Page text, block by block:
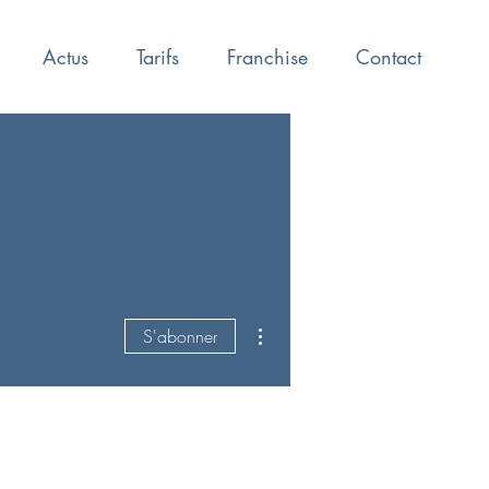
Actus Tarifs Franchise Contact
S'abonner